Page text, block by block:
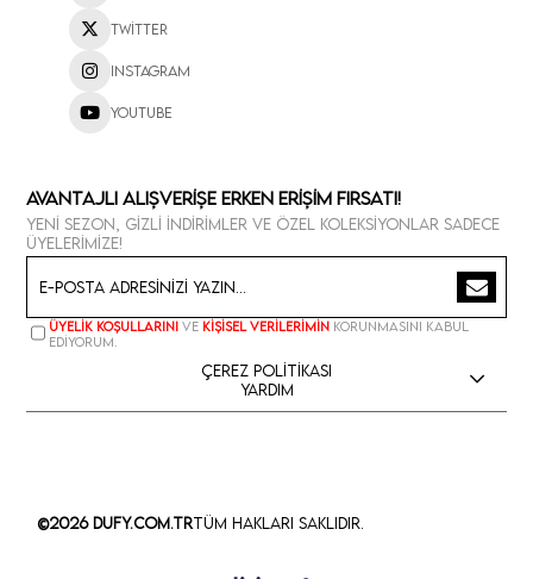
Twitter
Instagram
Youtube
Avantajlı Alışverişe Erken Erişim Fırsatı!
Yeni sezon, gizli indirimler ve özel koleksiyonlar sadece
üyelerimize!
Üyelik koşullarını ve kişisel verilerimin korunmasını kabul
ediyorum.
Çerez Politikası
Yardım
©2026 Dufy.com.trTüm Hakları Saklıdır.